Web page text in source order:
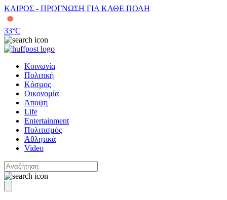
ΚΑΙΡΟΣ - ΠΡΟΓΝΩΣΗ ΓΙΑ ΚΑΘΕ ΠΟΛΗ
33°C
Κοινωνία
Πολιτική
Κόσμος
Οικονομία
Άποψη
Life
Entertainment
Πολιτισμός
Αθλητικά
Video